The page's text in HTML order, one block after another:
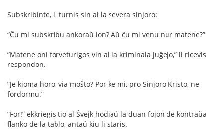
Subskribinte, li turnis sin al la severa sinjoro:
“Ĉu mi subskribu ankoraŭ ion? Aŭ ĉu mi venu nur matene?”
”Matene oni forveturigos vin al la kriminala juĝejo,” li ricevis
respondon.
”Je kioma horo, via moŝto? Por ke mi, pro Sinjoro Kristo, ne
fordormu.”
”For!” ekkriegis tio al Ŝvejk hodiaŭ la duan fojon de kontraŭa
ﬂanko de la tablo, antaŭ kiu li staris.